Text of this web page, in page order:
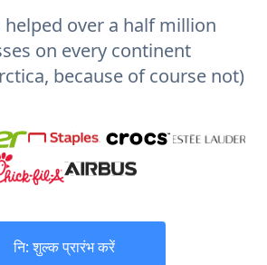
helped over a half million
on every continent
because of course not)
नि: शुल्क प्रारंभ करें